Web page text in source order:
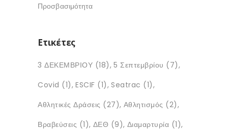
Προσβασιμότητα
Ετικέτες
3 ΔΕΚΕΜΒΡΙΟΥ (18) 5 Σεπτεμβρίου (7)
Covid (1) ESCIF (1) Seatrac (1)
Αθλητικές Δράσεις (27) Αθλητισμός (2)
Βραβεύσεις (1) ΔΕΘ (9) Διαμαρτυρία (1)